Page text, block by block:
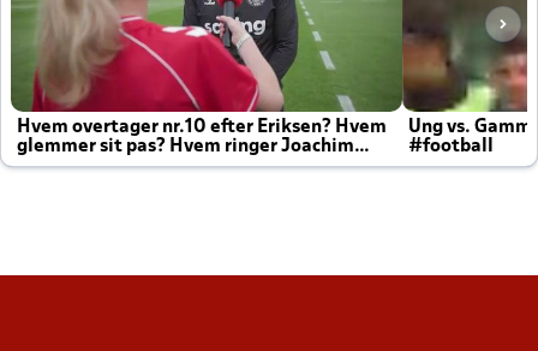
Hvem overtager nr.10 efter Eriksen? Hvem
glemmer sit pas? Hvem ringer Joachim
altid til efter kampe?
Ung vs.
#football